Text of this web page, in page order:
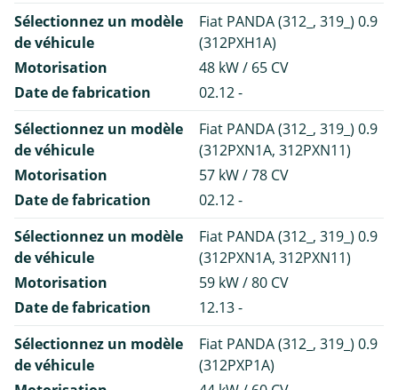
Sélectionnez un modèle
de véhicule
Fiat PANDA (312_, 319_) 0.9
(312PXH1A)
Motorisation
48 kW / 65 CV
Date de fabrication
02.12 -
Sélectionnez un modèle
de véhicule
Fiat PANDA (312_, 319_) 0.9
(312PXN1A, 312PXN11)
Motorisation
57 kW / 78 CV
Date de fabrication
02.12 -
Sélectionnez un modèle
de véhicule
Fiat PANDA (312_, 319_) 0.9
(312PXN1A, 312PXN11)
Motorisation
59 kW / 80 CV
Date de fabrication
12.13 -
Sélectionnez un modèle
de véhicule
Fiat PANDA (312_, 319_) 0.9
(312PXP1A)